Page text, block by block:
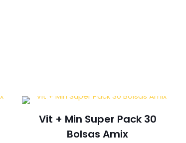
Vit + Min Super Pack 30
Bolsas Amix